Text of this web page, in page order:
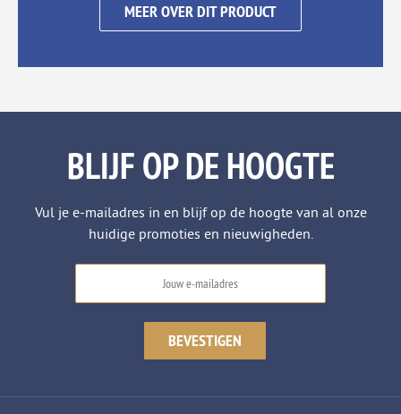
MEER OVER DIT PRODUCT
BLIJF OP DE HOOGTE
Vul je e-mailadres in en blijf op de hoogte van al onze
huidige promoties en nieuwigheden.